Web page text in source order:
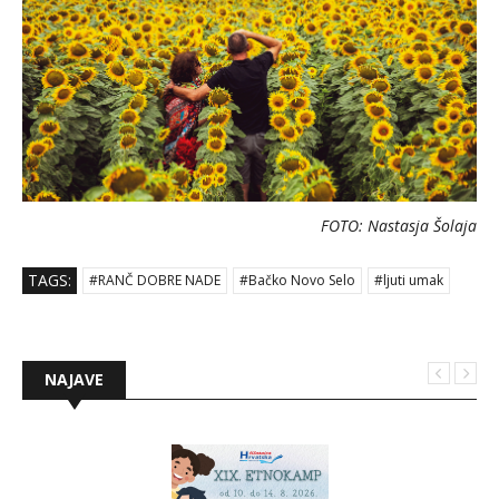
FOTO: Nastasja Šolaja
TAGS: #RANČ DOBRE NADE #Bačko Novo Selo #ljuti umak
NAJAVE